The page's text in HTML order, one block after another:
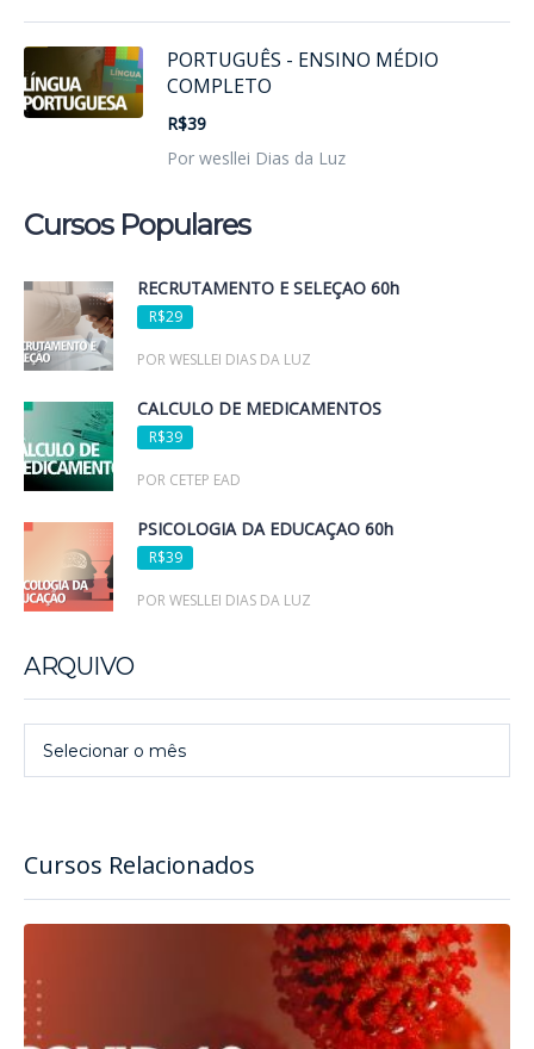
Cursos Relacionados
PORTUGUÊS - ENSINO MÉDIO
COMPLETO
R$39
Por wesllei Dias da Luz
Cursos Populares
RECRUTAMENTO E SELEÇÃO 60h
R$29
POR WESLLEI DIAS DA LUZ
CÁLCULO DE MEDICAMENTOS
R$39
POR CETEP EAD
PSICOLOGIA DA EDUCAÇÃO 60h
R$39
POR WESLLEI DIAS DA LUZ
ARQUIVO
Selecionar o mês